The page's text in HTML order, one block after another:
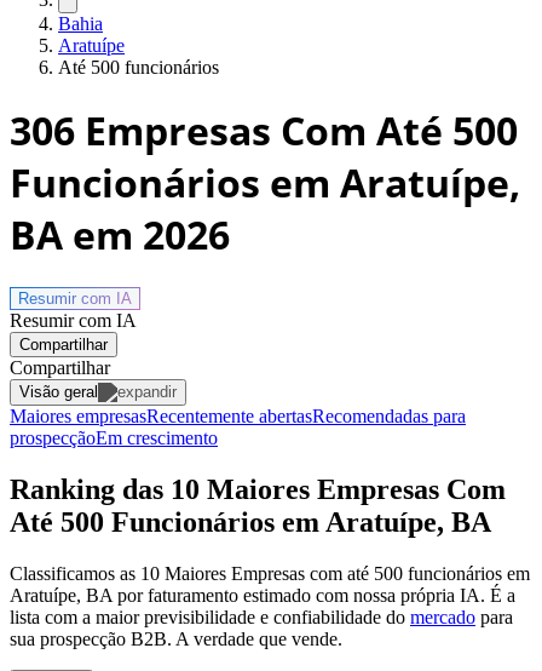
Bahia
Aratuípe
Até 500 funcionários
306 Empresas Com Até 500
Funcionários em Aratuípe,
BA em 2026
Resumir com IA
Resumir com IA
Compartilhar
Compartilhar
Visão geral
Maiores empresasRecentemente abertasRecomendadas para
prospecçãoEm crescimento
Ranking das 10 Maiores Empresas Com
Até 500 Funcionários em Aratuípe, BA
Classificamos as 10 Maiores Empresas com até 500 funcionários em
Aratuípe, BA por faturamento estimado com nossa própria IA. É a
lista com a maior previsibilidade e confiabilidade do mercado para
sua prospecção B2B. A verdade que vende.